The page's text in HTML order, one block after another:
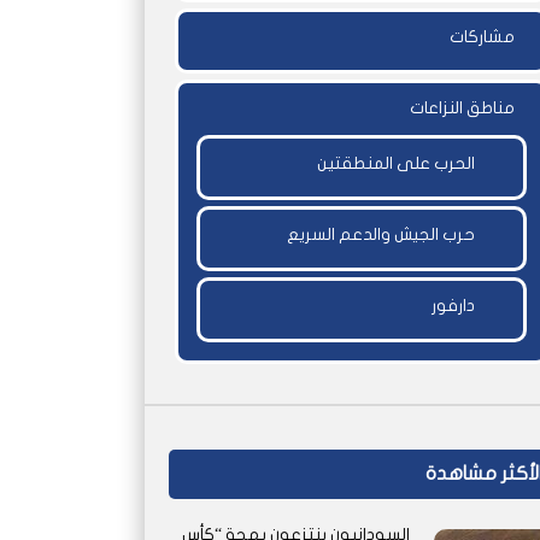
مشاركات
مناطق النزاعات
الحرب على المنطقتين
حرب الجيش والدعم السريع
دارفور
مشاهدة
السودانيون ينتزعون بهجة “كأس